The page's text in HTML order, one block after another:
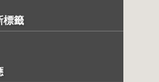
標籤